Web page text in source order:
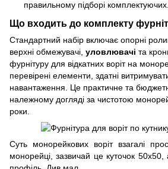
правильному підборі комплектуючих.
Що входить до комплекту
Стандартний набір включає опорні
верхні обмежувачі, уловлювачі та
фурнітуру для відкатних воріт на
перевірені елементи, здатні
навантаження. Це практичне та
належному догляді за чистотою
роки.
Суть монорейкових воріт взагалі
монорейці, зазвичай це куточок